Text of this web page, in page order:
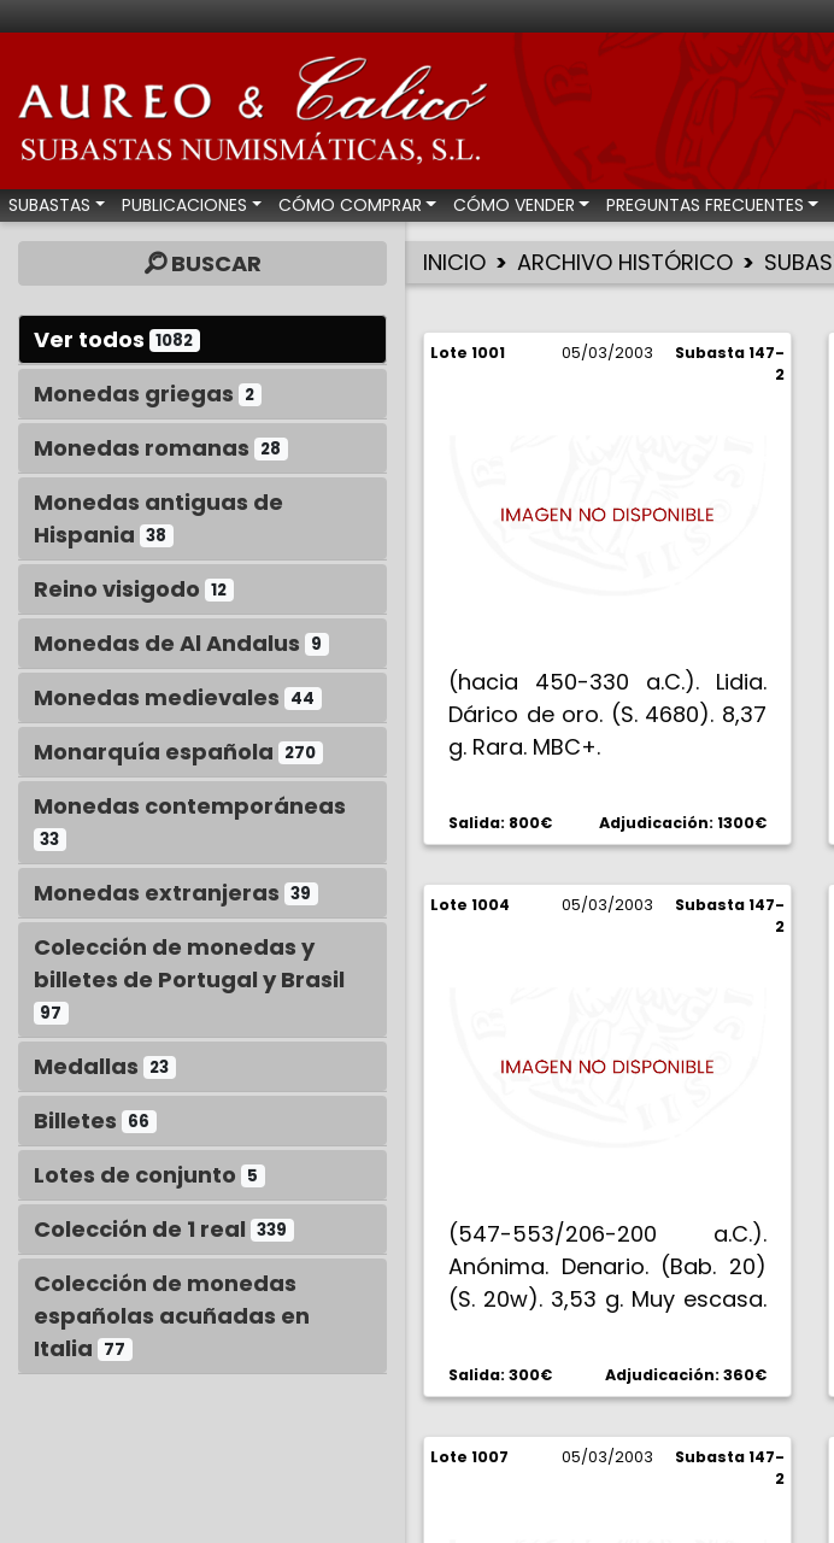
Aureo & Calicó - Subastas
SUBASTAS PUBLICACIONES CÓMO COMPRAR CÓMO VENDER PREGUNTAS FRECUENTES
BUSCAR
Ver todos 1082
Monedas griegas 2
Monedas romanas 28
Monedas antiguas de
Hispania 38
Reino visigodo 12
Monedas de Al Andalus 9
Monedas medievales 44
Monarquía española 270
Monedas contemporáneas
33
Monedas extranjeras 39
Colección de monedas y
billetes de Portugal y Brasil
97
Medallas 23
Billetes 66
Lotes de conjunto 5
Colección de 1 real 339
Colección de monedas
españolas acuñadas en
Italia 77
INICIO ARCHIVO HISTÓRICO
Lote 1001 05/03/2003
Subasta 147-
2
(hacia 450-330 a.C.). Lidia.
Dárico de oro. (S. 4680). 8,37
g. Rara. MBC+.
Salida: 800€ Adjudicación: 1300€
Lote 1004 05/03/2003
Subasta 147-
2
(547-553/206-200 a.C.).
Anónima. Denario. (Bab. 20)
(S. 20w). 3,53 g. Muy escasa.
Salida: 300€ Adjudicación: 360€
Lote 1007 05/03/2003
Subasta 147-
2